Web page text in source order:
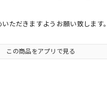
ただきますようお願い致します。
この商品をアプリで見る